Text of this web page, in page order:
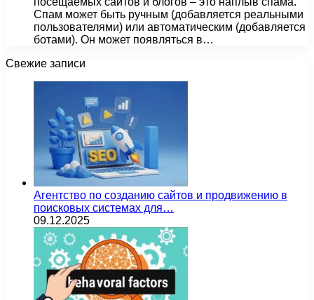
Спам может быть ручным (добавляется реальными
пользователями) или автоматическим (добавляется
ботами). Он может появляться в…
Свежие записи
Агентство по созданию сайтов и продвижению в
поисковых системах для…
09.12.2025